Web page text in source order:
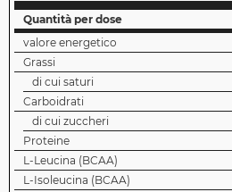
Quantità per dose
valore energetico
Grassi
di cui saturi
Carboidrati
di cui zuccheri
Proteine
L-Leucina (BCAA)
L-Isoleucina (BCAA)